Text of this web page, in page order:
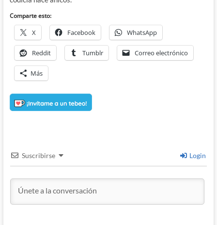
Comparte esto:
X Facebook WhatsApp
Reddit Tumblr Correo electrónico
Más
Suscribirse Login